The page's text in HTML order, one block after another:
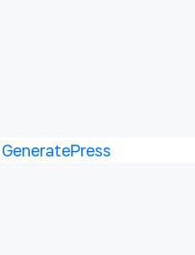
GeneratePress